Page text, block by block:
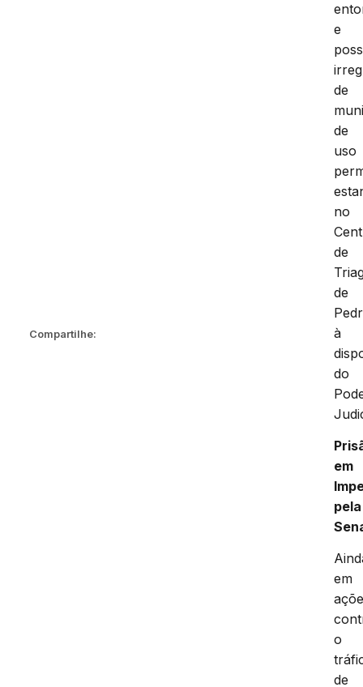
Compartilhe:
e
de
de
uso
no
de
de
à
do
em
pela
em
o
de